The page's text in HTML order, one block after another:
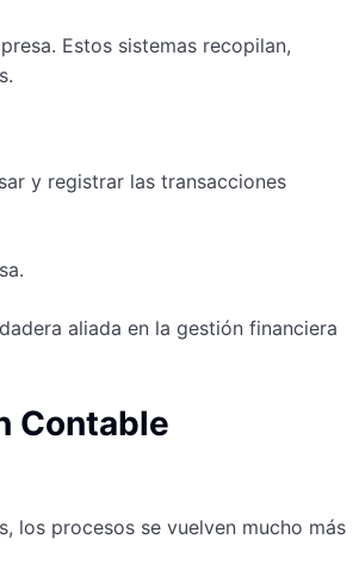
Estos sistemas recopilan,
y registrar las transacciones
aliada en la gestión financiera
Contable
los procesos se vuelven mucho más